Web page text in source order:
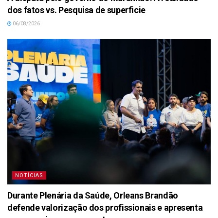
dos fatos vs. Pesquisa de superficie
06/08/2026
NOTÍCIAS
Durante Plenária da Saúde, Orleans Brandão
defende valorização dos profissionais e apresenta